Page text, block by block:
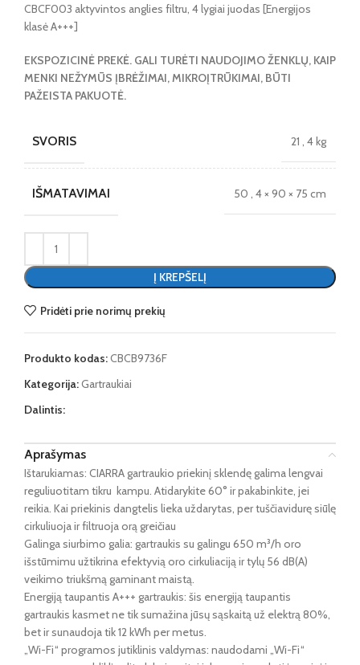
CBCF003 aktyvintos anglies filtru, 4 lygiai juodas [Energijos
klasė A+++]
EKSPOZICINĖ PREKĖ. GALI TURĖTI NAUDOJIMO ŽENKLŲ, KAIP
MENKI NEŽYMŪS ĮBRĖŽIMAI, MIKROĮTRŪKIMAI, BŪTI
PAŽEISTA PAKUOTĖ.
SVORIS 21 , 4 kg
IŠMATAVIMAI 50 , 4 × 90 × 75 cm
Į KREPŠELĮ
Pridėti prie norimų prekių
Produkto kodas:CBCB9736F
Kategorija:Gartraukiai
Dalintis:
Aprašymas
Ištarukiamas: CIARRA gartraukio priekinį sklendę galima lengvai
reguliuotitam tikru kampu. Atidarykite 60° ir pakabinkite, jei
reikia. Kai priekinis dangtelis lieka uždarytas, per tuščiavidurę siūlę
cirkuliuoja ir filtruoja orą greičiau
Galinga siurbimo galia: gartraukis su galingu 650 m³/h oro
išstūmimu užtikrina efektyvią oro cirkuliaciją ir tylų 56 dB(A)
veikimo triukšmą gaminant maistą.
Energiją taupantis A+++ gartraukis: šis energiją taupantis
gartraukis kasmet ne tik sumažina jūsų sąskaitą už elektrą 80%,
bet ir sunaudoja tik 12 kWh per metus.
„Wi-Fi“ programos jutiklinis valdymas: naudodami „Wi-Fi“